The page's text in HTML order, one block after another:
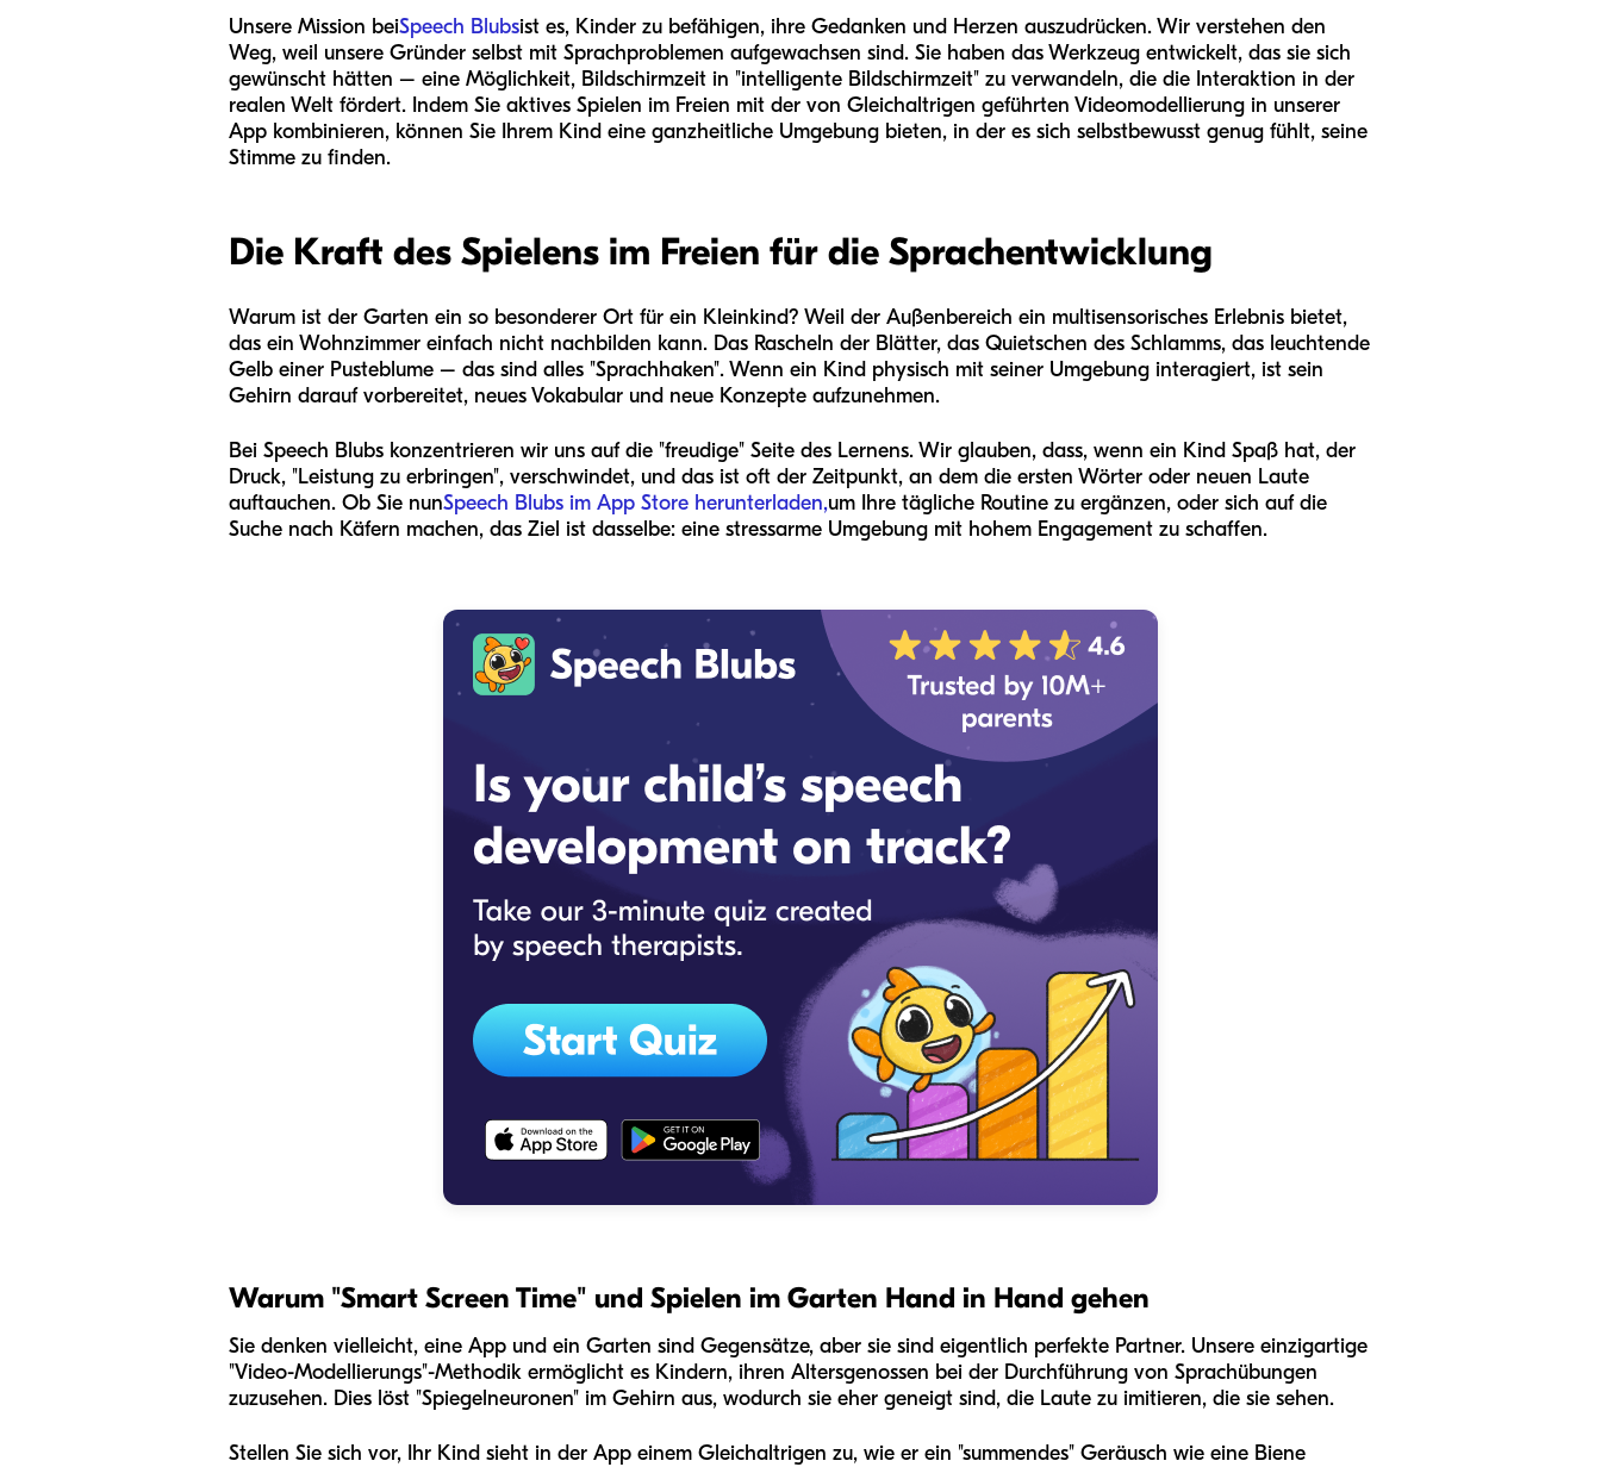
Unsere Mission beiSpeech Blubsist es, Kinder zu befähigen, ihre Gedanken und Herzen auszudrücken. Wir verstehen den
Weg, weil unsere Gründer selbst mit Sprachproblemen aufgewachsen sind. Sie haben das Werkzeug entwickelt, das sie sich
gewünscht hätten – eine Möglichkeit, Bildschirmzeit in "intelligente Bildschirmzeit" zu verwandeln, die die Interaktion in der
realen Welt fördert. Indem Sie aktives Spielen im Freien mit der von Gleichaltrigen geführten Videomodellierung in unserer
App kombinieren, können Sie Ihrem Kind eine ganzheitliche Umgebung bieten, in der es sich selbstbewusst genug fühlt, seine
Stimme zu finden.
Die Kraft des Spielens im Freien für die Sprachentwicklung
Warum ist der Garten ein so besonderer Ort für ein Kleinkind? Weil der Außenbereich ein multisensorisches Erlebnis bietet,
das ein Wohnzimmer einfach nicht nachbilden kann. Das Rascheln der Blätter, das Quietschen des Schlamms, das leuchtende
Gelb einer Pusteblume – das sind alles "Sprachhaken". Wenn ein Kind physisch mit seiner Umgebung interagiert, ist sein
Gehirn darauf vorbereitet, neues Vokabular und neue Konzepte aufzunehmen.
Bei Speech Blubs konzentrieren wir uns auf die "freudige" Seite des Lernens. Wir glauben, dass, wenn ein Kind Spaß hat, der
Druck, "Leistung zu erbringen", verschwindet, und das ist oft der Zeitpunkt, an dem die ersten Wörter oder neuen Laute
auftauchen. Ob Sie nunSpeech Blubs im App Store herunterladen,um Ihre tägliche Routine zu ergänzen, oder sich auf die
Suche nach Käfern machen, das Ziel ist dasselbe: eine stressarme Umgebung mit hohem Engagement zu schaffen.
Warum "Smart Screen Time" und Spielen im Garten Hand in Hand gehen
Sie denken vielleicht, eine App und ein Garten sind Gegensätze, aber sie sind eigentlich perfekte Partner. Unsere einzigartige
"Video-Modellierungs"-Methodik ermöglicht es Kindern, ihren Altersgenossen bei der Durchführung von Sprachübungen
zuzusehen. Dies löst "Spiegelneuronen" im Gehirn aus, wodurch sie eher geneigt sind, die Laute zu imitieren, die sie sehen.
Stellen Sie sich vor, Ihr Kind sieht in der App einem Gleichaltrigen zu, wie er ein "summendes" Geräusch wie eine Biene